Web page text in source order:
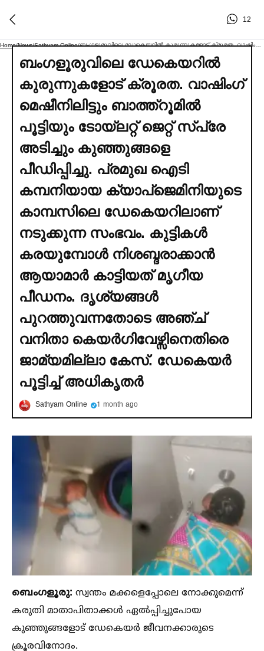
12
Home/News/Sathyam Online/ ബംഗളൂരുവിലെ ഡേകെയറില്‍ കുരുന്നുകളോട് ക്രൂരത. വാഷിംഗ് മെഷീനിലിട്ടും ബാത്ത്റൂമില്‍ പൂട്ടിയും ടോയ്ലറ്റ് ജെറ്റ് സ്പ്രേ അടിച്ചും കുഞ്ഞുങ്ങളെ പീഡിപ്പിച്ചു. പ്രമുഖ ഐടി കമ്പനിയായ ക്യാപ്‌ജെമിനിയുടെ കാമ്പസിലെ ഡേകെയറിലാണ് നടുക്കുന്ന സംഭവം. കുട്ടികള്‍ കരയുമ്പോള്‍ നിശബ്ദരാക്കാൻ ആയാമാര്‍ കാട്ടിയത് മൃഗീയ പീഡനം. ദൃശ്യങ്ങള്‍ പുറത്തുവന്നതോടെ അഞ്ച് വനിതാ കെയര്‍ഗിവേഴ്സിനെതിരെ ജാമ്യമില്ലാ കേസ്. ഡേകെയര്‍ പൂട്ടിച്ച്‌ അധികൃതര്‍
ബംഗളൂരുവിലെ ഡേകെയറില്‍
കുരുന്നുകളോട് ക്രൂരത. വാഷിംഗ്
മെഷീനിലിട്ടും ബാത്ത്റൂമില്‍
പൂട്ടിയും ടോയ്ലറ്റ് ജെറ്റ് സ്പ്രേ
അടിച്ചും കുഞ്ഞുങ്ങളെ
പീഡിപ്പിച്ചു. പ്രമുഖ ഐടി
കമ്പനിയായ ക്യാപ്‌ജെമിനിയുടെ
കാമ്പസിലെ ഡേകെയറിലാണ്
നടുക്കുന്ന സംഭവം. കുട്ടികള്‍
കരയുമ്പോള്‍ നിശബ്ദരാക്കാൻ
ആയാമാര്‍ കാട്ടിയത് മൃഗീയ
പീഡനം. ദൃശ്യങ്ങള്‍
പുറത്തുവന്നതോടെ അഞ്ച്
വനിതാ കെയര്‍ഗിവേഴ്സിനെതിരെ
ജാമ്യമില്ലാ കേസ്. ഡേകെയര്‍
പൂട്ടിച്ച്‌ അധികൃതര്‍
Sathyam Online 1 month ago
ബെംഗളൂരു: സ്വന്തം മക്കളെപ്പോലെ നോക്കുമെന്ന്
കരുതി മാതാപിതാക്കള്‍ ഏല്‍പ്പിച്ചുപോയ
കുഞ്ഞുങ്ങളോട് ഡേകെയർ ജീവനക്കാരുടെ
ക്രൂരവിനോദം.